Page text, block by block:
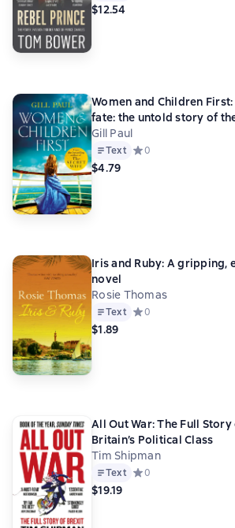
$12.54
Women and Children
fate: the untold story of
Gill Paul
Text Средний рейтинг 0
0
$4.79
Iris and Ruby: A gripping,
novel
Rosie Thomas
Text Средний рейтинг 0
0
$1.89
All Out War: The Full
Britain’s Political Class
Tim Shipman
Text Средний рейтинг 0
0
$19.19